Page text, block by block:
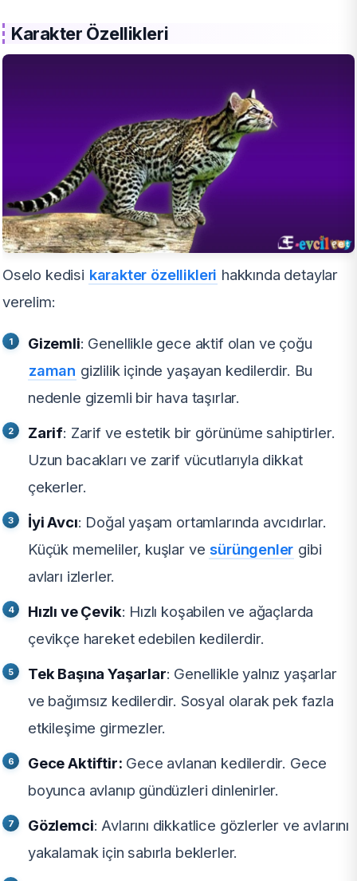
Karakter Özellikleri
Oselo kedisi karakter özellikleri hakkında detaylar
verelim:
Gizemli: Genellikle gece aktif olan ve çoğu
zaman gizlilik içinde yaşayan kedilerdir. Bu
nedenle gizemli bir hava taşırlar.
Zarif: Zarif ve estetik bir görünüme sahiptirler.
Uzun bacakları ve zarif vücutlarıyla dikkat
çekerler.
İyi Avcı: Doğal yaşam ortamlarında avcıdırlar.
Küçük memeliler, kuşlar ve sürüngenler gibi
avları izlerler.
Hızlı ve Çevik: Hızlı koşabilen ve ağaçlarda
çevikçe hareket edebilen kedilerdir.
Tek Başına Yaşarlar: Genellikle yalnız yaşarlar
ve bağımsız kedilerdir. Sosyal olarak pek fazla
etkileşime girmezler.
Gece Aktiftir: Gece avlanan kedilerdir. Gece
boyunca avlanıp gündüzleri dinlenirler.
Gözlemci: Avlarını dikkatlice gözlerler ve avlarını
yakalamak için sabırla beklerler.